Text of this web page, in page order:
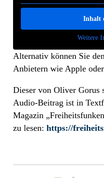
Inhalt
Weitere
Alternativ können Sie
Anbietern wie Apple
Dieser von Oliver Gorus
Audio-Beitrag ist in
Magazin
zu lesen: https://